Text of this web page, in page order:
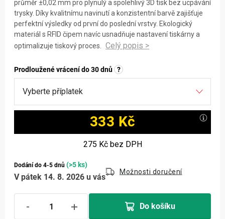
průměr ±0,02 mm pro plynulý a spolehlivý 3D tisk bez ucpávání
trysky. Díky kvalitnímu navinutí a konzistentní barvě zajišťuje
perfektní výsledky od první do poslední vrstvy. Ekologický
materiál s RFID čipem navíc usnadňuje nastavení tiskárny a
optimalizuje tiskový proces.
Prodloužené vrácení do 30 dnů ?
333 Kč
275 Kčbez DPH
Dodání do 4-5 dnů (>5 ks)
V pátek 14. 8. 2026 u vás
Možnosti doručení
Do košíku